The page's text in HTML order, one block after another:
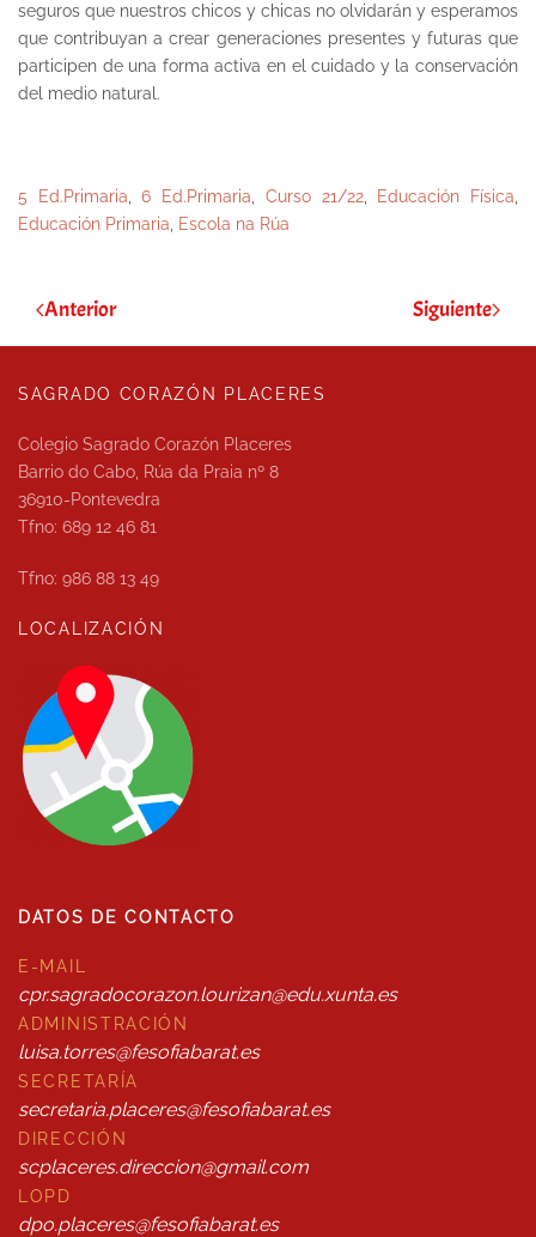
seguros que nuestros chicos y chicas no olvidarán y esperamos
que contribuyan a crear generaciones presentes y futuras que
participen de una forma activa en el cuidado y la conservación
del medio natural.
5 Ed.Primaria ,6 Ed.Primaria Curso 21/22, Educación Física
Educación Primaria
Escola na Rúa
Anterior Siguiente
SAGRADO CORAZÓN PLACERES
Colegio Sagrado Corazón Placeres
Barrio do Cabo, Rúa da Praia nº 8
36910-Pontevedra
Tfno: 689 12 46 81
Tfno: 986 88 13 49
LOCALIZACIÓN
DATOS DE CONTACTO
E-MAIL
cpr.sagradocorazon.lourizan@edu.xunta.es
ADMINISTRACIÓN
luisa.torres@fesofiabarat.es
SECRETARÍA
secretaria.placeres@fesofiabarat.es
DIRECCIÓN
scplaceres.direccion@gmail.com
LOPD
dpo.placeres@fesofiabarat.es